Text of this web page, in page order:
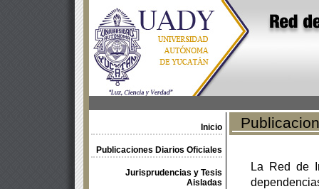
Inicio
Publicaciones Diarios Oficiales
Jurisprudencias y Tesis
Aisladas
La Red de